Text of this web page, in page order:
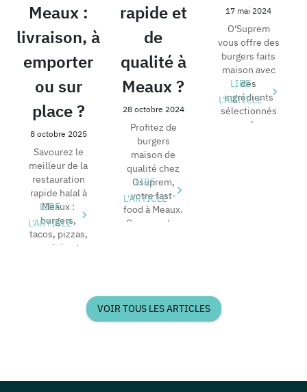
Meaux :
livraison, à
emporter
ou sur
place ?
8 octobre 2025
Savourez le
meilleur de la
restauration
rapide halal à
Meaux :
burgers,
tacos, pizzas,
paninis et
LIRE
L'ARTICLE
rapide et
de
qualité à
Meaux ?
28 octobre 2024
Profitez de
burgers
maison de
qualité chez
Osuprem,
votre fast-
food à Meaux.
Commandez
LIRE
L'ARTICLE
17 mai 2024
O'Suprem
vous offre des
burgers faits
maison avec
des
ingrédients
sélectionnés
pour leur
LIRE
L'ARTICLE
VOIR TOUS LES ARTICLES